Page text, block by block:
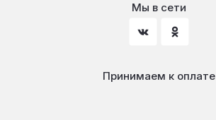
Мы в сети
Принимаем к оплате